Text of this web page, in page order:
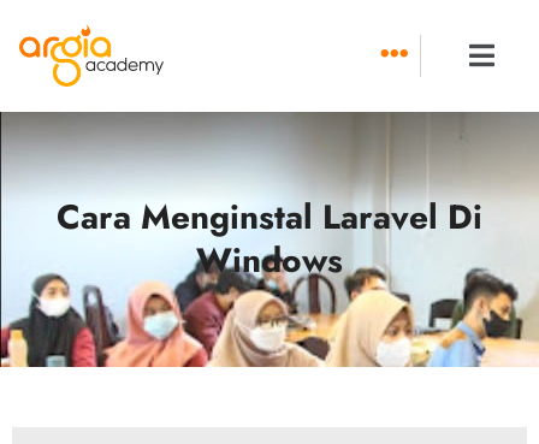
content
Cara Menginstal Laravel Di
Windows